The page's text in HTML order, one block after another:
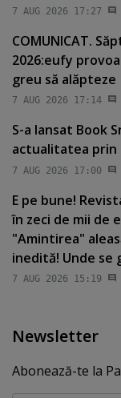
7 AUG 2026 17:27
COMUNICAT.
2026:eufy
greu să alăpteze
7 AUG 2026 17:14
S-a lansat Book
actualitatea prin
7 AUG 2026 17:00
E pe bune!
în zeci de mii de
"Amintirea"
inedită! Unde se
7 AUG 2026 15:19
Newsletter
Abonează-te la